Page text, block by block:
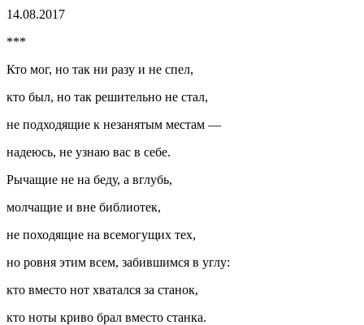
14.08.2017
***
Кто мог, но так ни разу и не спел,
кто был, но так решительно не стал,
не подходящие к незанятым местам —
надеюсь, не узнаю вас в себе.
Рычащие не на беду, а вглубь,
молчащие и вне библиотек,
не походящие на всемогущих тех,
но ровня этим всем, забившимся в углу:
кто вместо нот хватался за станок,
кто ноты криво брал вместо станка.